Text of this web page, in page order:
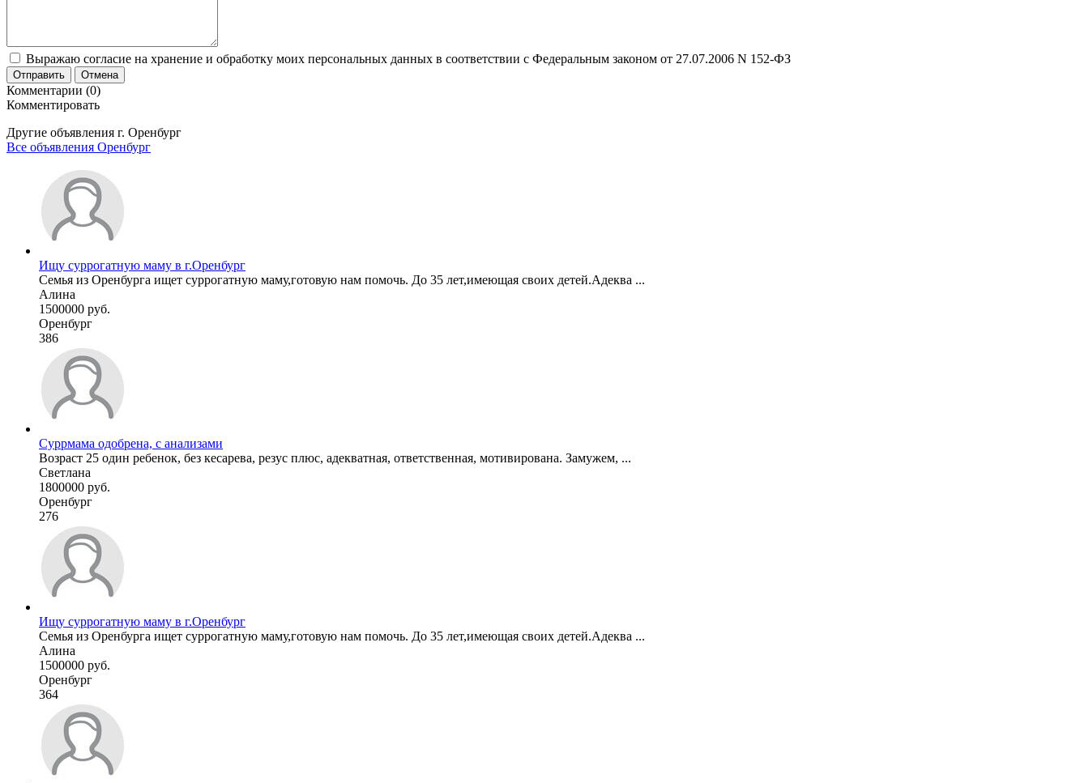
Выражаю согласие на хранение и обработку моих персональных данных в соответствии с Федеральным законом от 27.07.2006 N 152-ФЗ
Отправить Отмена
Комментарии (0)
Комментировать
Другие объявления г. Оренбург
Все объявления Оренбург
Ищу суррогатную маму в г.Оренбург
Семья из Оренбурга ищет суррогатную маму,готовую нам помочь. До 35 лет,имеющая своих детей.Адеква ...
Алина
1500000 руб.
Оренбург
386
Суррмама одобрена, с анализами
Возраст 25 один ребенок, без кесарева, резус плюс, адекватная, ответственная, мотивирована. Замужем, ...
Светлана
1800000 руб.
Оренбург
276
Ищу суррогатную маму в г.Оренбург
Семья из Оренбурга ищет суррогатную маму,готовую нам помочь. До 35 лет,имеющая своих детей.Адеква ...
Алина
1500000 руб.
Оренбург
364